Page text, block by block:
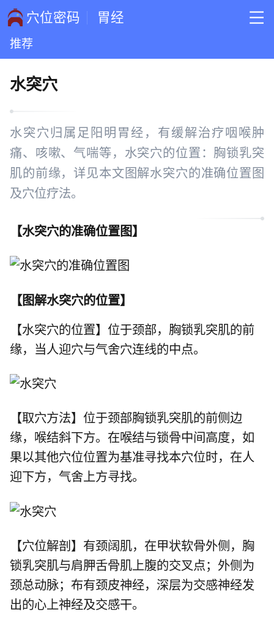
穴位密码 胃经
推荐
水突穴
水突穴归属足阳明胃经，有缓解治疗咽喉肿
痛、咳嗽、气喘等，水突穴的位置：胸锁乳突
肌的前缘，详见本文图解水突穴的准确位置图
及穴位疗法。
【水突穴的准确位置图】
【图解水突穴的位置】
【水突穴的位置】位于颈部，胸锁乳突肌的前
缘，当人迎穴与气舍穴连线的中点。
【取穴方法】位于颈部胸锁乳突肌的前侧边
缘，喉结斜下方。在喉结与锁骨中间高度，如
果以其他穴位位置为基准寻找本穴位时，在人
迎下方，气舍上方寻找。
【穴位解剖】有颈阔肌，在甲状软骨外侧，胸
锁乳突肌与肩胛舌骨肌上腹的交叉点；外侧为
颈总动脉；布有颈皮神经，深层为交感神经发
出的心上神经及交感干。